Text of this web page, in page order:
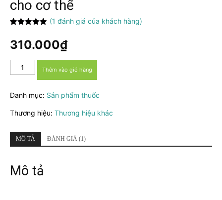
cho cơ thể
dựa trên
đánh giá
(1 đánh giá của khách hàng)
310.000₫
Dynamogen
–
kích
ăn
và
tăng
sức
Thêm vào giỏ hàng
Danh mục: Sản phẩm thuốc
Thương hiệu: Thương hiệu khác
MÔ TẢ ĐÁNH GIÁ (1)
Mô tả